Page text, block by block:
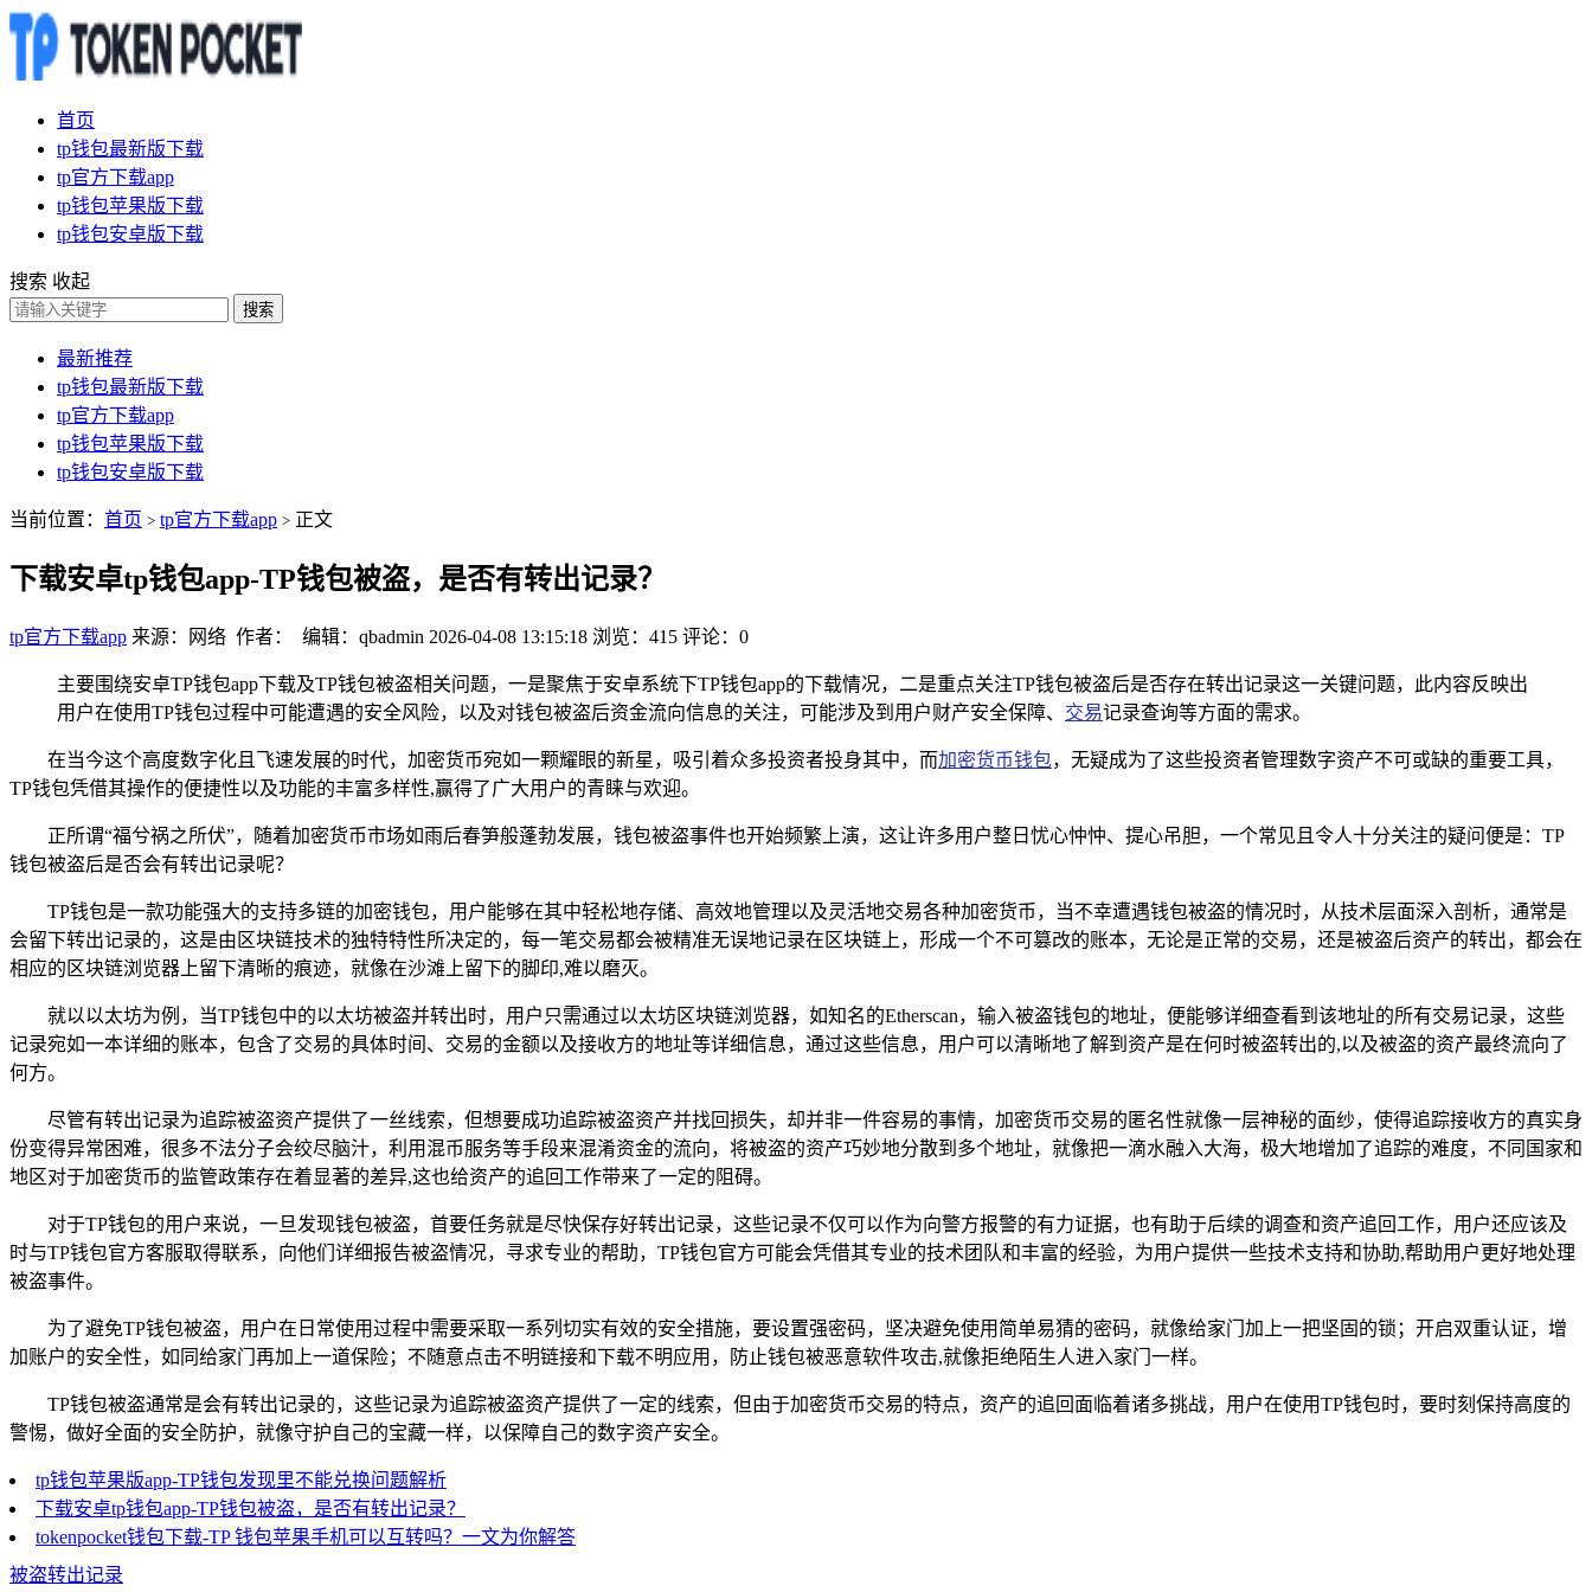
首页
tp钱包最新版下载
tp官方下载app
tp钱包苹果版下载
tp钱包安卓版下载
搜索 收起
搜索
最新推荐
tp钱包最新版下载
tp官方下载app
tp钱包苹果版下载
tp钱包安卓版下载
当前位置： 首页 > tp官方下载app > 正文
下载安卓tp钱包app-TP钱包被盗，是否有转出记录？
tp官方下载app 来源：网络 作者： 编辑：qbadmin 2026-04-08 13:15:18 浏览：415 评论：0
主要围绕安卓TP钱包app下载及TP钱包被盗相关问题，一是聚焦于安卓系统下TP钱包app的下载情况，二是重点关注TP钱包被盗后是否存在转出记录这一关键问题，此内容反映出
用户在使用TP钱包过程中可能遭遇的安全风险，以及对钱包被盗后资金流向信息的关注，可能涉及到用户财产安全保障、 交易记录查询等方面的需求。
在当今这个高度数字化且飞速发展的时代，加密货币宛如一颗耀眼的新星，吸引着众多投资者投身其中，而加密货币钱包，无疑成为了这些投资者管理数字资产不可或缺的重要工具，
TP钱包凭借其操作的便捷性以及功能的丰富多样性,赢得了广大用户的青睐与欢迎。
正所谓“福兮祸之所伏”，随着加密货币市场如雨后春笋般蓬勃发展，钱包被盗事件也开始频繁上演，这让许多用户整日忧心忡忡、提心吊胆，一个常见且令人十分关注的疑问便是：TP
钱包被盗后是否会有转出记录呢？
TP钱包是一款功能强大的支持多链的加密钱包，用户能够在其中轻松地存储、高效地管理以及灵活地交易各种加密货币，当不幸遭遇钱包被盗的情况时，从技术层面深入剖析，通常是
会留下转出记录的，这是由区块链技术的独特特性所决定的，每一笔交易都会被精准无误地记录在区块链上，形成一个不可篡改的账本，无论是正常的交易，还是被盗后资产的转出，都会在
相应的区块链浏览器上留下清晰的痕迹，就像在沙滩上留下的脚印,难以磨灭。
就以以太坊为例，当TP钱包中的以太坊被盗并转出时，用户只需通过以太坊区块链浏览器，如知名的Etherscan，输入被盗钱包的地址，便能够详细查看到该地址的所有交易记录，这些
记录宛如一本详细的账本，包含了交易的具体时间、交易的金额以及接收方的地址等详细信息，通过这些信息，用户可以清晰地了解到资产是在何时被盗转出的,以及被盗的资产最终流向了
何方。
尽管有转出记录为追踪被盗资产提供了一丝线索，但想要成功追踪被盗资产并找回损失，却并非一件容易的事情，加密货币交易的匿名性就像一层神秘的面纱，使得追踪接收方的真实身
份变得异常困难，很多不法分子会绞尽脑汁，利用混币服务等手段来混淆资金的流向，将被盗的资产巧妙地分散到多个地址，就像把一滴水融入大海，极大地增加了追踪的难度，不同国家和
地区对于加密货币的监管政策存在着显著的差异,这也给资产的追回工作带来了一定的阻碍。
对于TP钱包的用户来说，一旦发现钱包被盗，首要任务就是尽快保存好转出记录，这些记录不仅可以作为向警方报警的有力证据，也有助于后续的调查和资产追回工作，用户还应该及
时与TP钱包官方客服取得联系，向他们详细报告被盗情况，寻求专业的帮助，TP钱包官方可能会凭借其专业的技术团队和丰富的经验，为用户提供一些技术支持和协助,帮助用户更好地处理
被盗事件。
为了避免TP钱包被盗，用户在日常使用过程中需要采取一系列切实有效的安全措施，要设置强密码，坚决避免使用简单易猜的密码，就像给家门加上一把坚固的锁；开启双重认证，增
加账户的安全性，如同给家门再加上一道保险；不随意点击不明链接和下载不明应用，防止钱包被恶意软件攻击,就像拒绝陌生人进入家门一样。
TP钱包被盗通常是会有转出记录的，这些记录为追踪被盗资产提供了一定的线索，但由于加密货币交易的特点，资产的追回面临着诸多挑战，用户在使用TP钱包时，要时刻保持高度的
警惕，做好全面的安全防护，就像守护自己的宝藏一样，以保障自己的数字资产安全。
tp钱包苹果版app-TP钱包发现里不能兑换问题解析
下载安卓tp钱包app-TP钱包被盗，是否有转出记录？
tokenpocket钱包下载-TP 钱包苹果手机可以互转吗？一文为你解答
被盗转出记录